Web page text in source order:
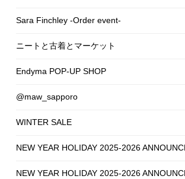
Sara Finchley -Order event-
ニートと古着とマーケット
Endyma POP-UP SHOP
@maw_sapporo
WINTER SALE
NEW YEAR HOLIDAY 2025-2026
NEW YEAR HOLIDAY 2025-2026